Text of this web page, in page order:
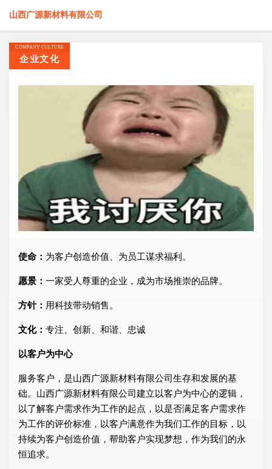
山西广源新材料有限公司
COMPANY CULTURE
企业文化
使命： 为客户创造价值、为员工谋求福利。
愿景： 一家受人尊重的企业，成为市场推崇的品牌。
方针： 用科技带动销售。
文化： 专注、创新、和谐、忠诚
以客户为中心
服务客户，是山西广源新材料有限公司生存和发展的基
础。山西广源新材料有限公司建立以客户为中心的逻辑，
以了解客户需求作为工作的起点，以是否满足客户需求作
为工作的评价标准，以客户满意作为我们工作的目标，以
持续为客户创造价值，帮助客户实现梦想，作为我们的永
恒追求。